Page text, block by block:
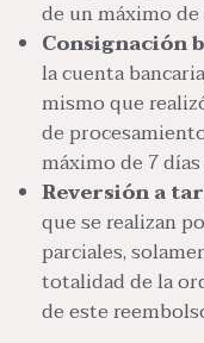
de un máximo
Consignación
la cuenta
mismo que
de
máximo de 7
Reversión a
que se realizan
parciales,
totalidad de la
de este